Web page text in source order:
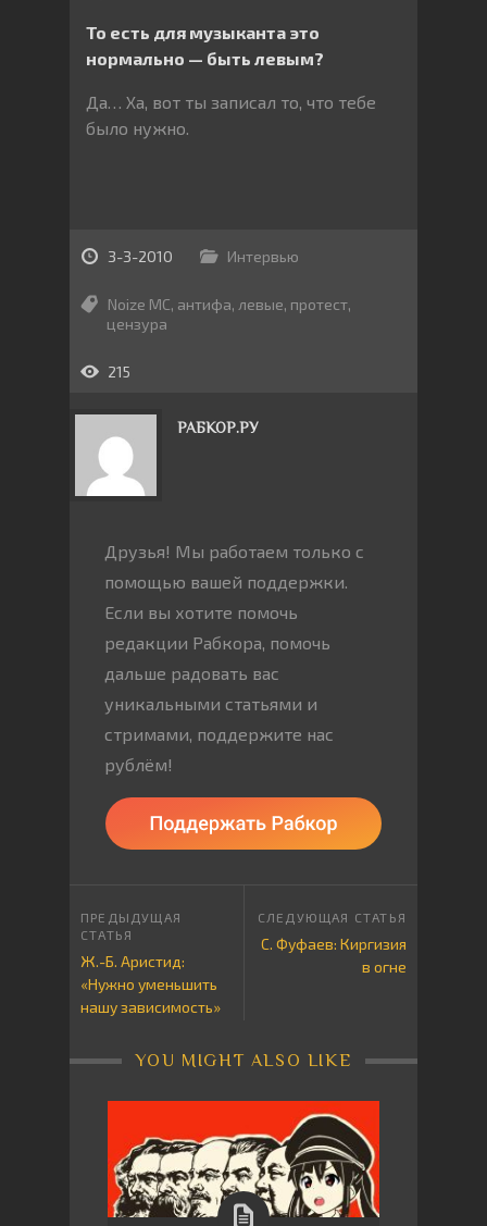
То есть для музыканта это
нормально — быть левым?
Да… Ха, вот ты записал то, что тебе
было нужно.
3-3-2010 Интервью
Noize MC, антифа, левые, протест,
цензура
215
РАБКОР.РУ
Друзья! Мы работаем только с
помощью вашей поддержки.
Если вы хотите помочь
редакции Рабкора, помочь
дальше радовать вас
уникальными статьями и
стримами, поддержите нас
рублём!
Ж.-Б. Аристид:
«Нужно уменьшить
нашу зависимость»
С. Фуфаев: Киргизия
в огне
YOU MIGHT ALSO LIKE